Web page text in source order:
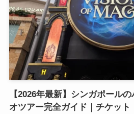
【2026年最新】シンガポール
オツアー完全ガイド｜チケット